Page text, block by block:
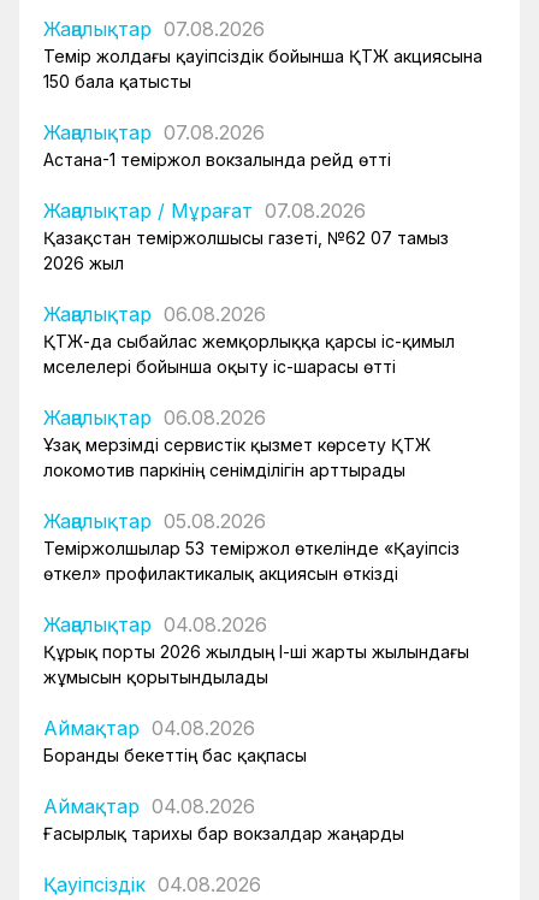
Жаңалықтар 07.08.2026
Темір жолдағы қауіпсіздік бойынша ҚТЖ акциясына
150 бала қатысты
Жаңалықтар 07.08.2026
Астана-1 теміржол вокзалында рейд өтті
Жаңалықтар / Мұрағат 07.08.2026
Қазақстан теміржолшысы газеті, №62 07 тамыз
2026 жыл
Жаңалықтар 06.08.2026
ҚТЖ-да сыбайлас жемқорлыққа қарсы іс-қимыл
мәселелері бойынша оқыту іс-шарасы өтті
Жаңалықтар 06.08.2026
Ұзақ мерзімді сервистік қызмет көрсету ҚТЖ
локомотив паркінің сенімділігін арттырады
Жаңалықтар 05.08.2026
Теміржолшылар 53 теміржол өткелінде «Қауіпсіз
өткел» профилактикалық акциясын өткізді
Жаңалықтар 04.08.2026
Құрық порты 2026 жылдың І-ші жарты жылындағы
жұмысын қорытындылады
Аймақтар 04.08.2026
Боранды бекеттің бас қақпасы
Аймақтар 04.08.2026
Ғасырлық тарихы бар вокзалдар жаңарды
Қауіпсіздік 04.08.2026